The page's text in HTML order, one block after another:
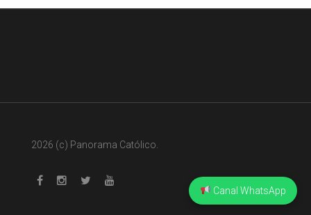
Canal WhatsApp
2026 (c) Panorama Católico.